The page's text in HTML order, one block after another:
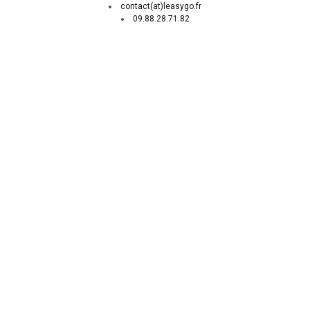
contact(at)leasygo.fr
09.88.28.71.82